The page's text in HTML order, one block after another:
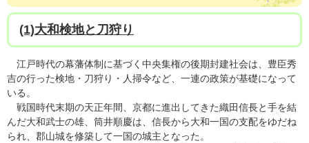
(1)大和検地と刀狩り
江戸時代の幕藩体制に基づく中央集権の後期封建社会は、豊臣秀
吉の行った検地・刀狩り・人掃令など、一連の政策が基礎になって
いる。
戦国時代末期の天正年間、京都に進出してきた織田信長と手を結
んだ大和武士の雄、筒井順慶は、信長から大和一国の支配をゆだね
られ、郡山城を修築して一国の城主となった。